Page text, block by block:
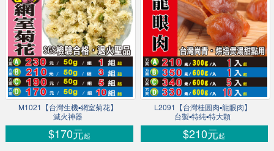
M1021【台灣生機▪網室菊花】
滅火神器
$170元起
L2091【台灣桂圓肉▪龍眼肉】
台製▪特純▪特大顆
$210元起